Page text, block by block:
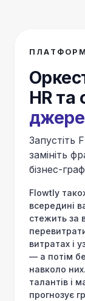
HR та
Запустіть
замініть
бізнес-
Flowtly
всередині
стежить за
витратах і
— а потім
навколо
талантів і
прогнозує